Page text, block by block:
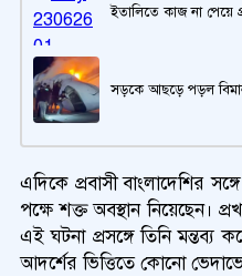
ইতালিতে কাজ না পেয়ে
সড়কে আছড়ে পড়ল
এদিকে প্রবাসী বাংলাদেশির
পক্ষে শক্ত অবস্থান নিয়েছেন।
এই ঘটনা প্রসঙ্গে তিনি মন্তব্য
আদর্শের ভিত্তিতে কোনো